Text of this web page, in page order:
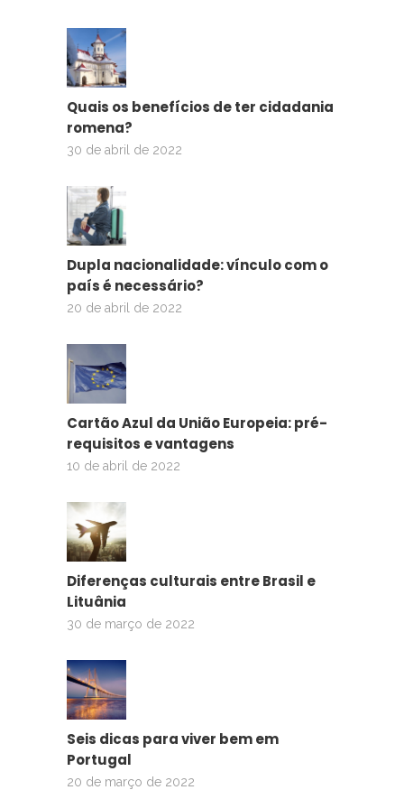
Quais os benefícios de ter cidadania
romena?
30 de abril de 2022
Dupla nacionalidade: vínculo com o
país é necessário?
20 de abril de 2022
Cartão Azul da União Europeia: pré-
requisitos e vantagens
10 de abril de 2022
Diferenças culturais entre Brasil e
Lituânia
30 de março de 2022
Seis dicas para viver bem em
Portugal
20 de março de 2022